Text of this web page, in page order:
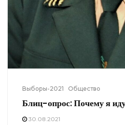
Выборы-2021 Общество
Блиц-опрос: Почему я
30.08.2021